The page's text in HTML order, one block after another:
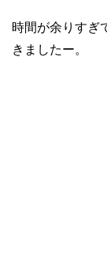
時間が余りすぎ
きましたー。